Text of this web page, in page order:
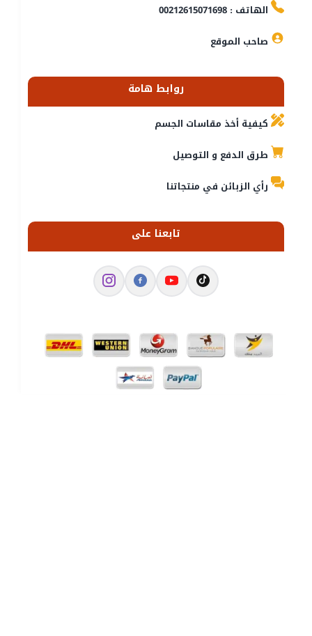
الهاتف : 00212615071698
صاحب الموقع
روابط هامة
كيفية أخذ مقاسات الجسم
طرق الدفع و التوصيل
رأي الزبائن في منتجاتنا
تابعنا على